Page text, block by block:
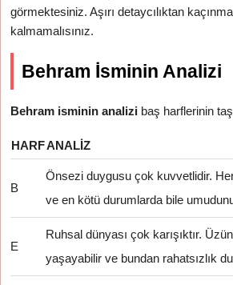
görmektesiniz. Aşırı detaycılıktan
kalmamalısınız.
Behram İsminin Analizi
Behram isminin analizi baş harflerinin
HARFANALIZ
B
Önsezi duygusu çok kuvvetlidir.
ve en kötü durumlarda bile
E
Ruhsal dünyası çok karışıktır.
yaşayabilir ve bundan rahatsızlık